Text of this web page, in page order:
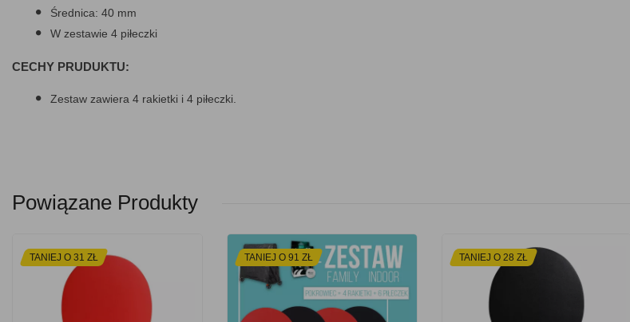
Średnica: 40 mm
W zestawie 4 piłeczki
CECHY PRUDUKTU:
Zestaw zawiera 4 rakietki i 4 piłeczki.
Powiązane Produkty
TANIEJ O 31 ZŁ TANIEJ O 91 ZŁ TANIEJ O 28 ZŁ